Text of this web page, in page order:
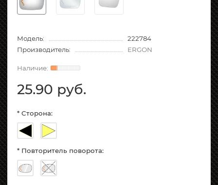
Модель:
222784
Производитель:
ERGON
25.90 руб.
* Сторона:
* Повторитель поворота: